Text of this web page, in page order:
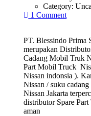
Category:
1 Comment
PT. Blessindo Prima
merupakan
Cadang Mobil Truk
Part Mobil Truck
Nissan indonsia ).
Nissan / suku
Nissan Jakarta
distributor Spare
aman